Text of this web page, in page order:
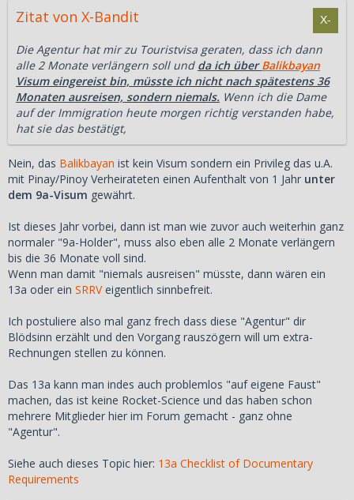
Zitat von X-Bandit
Die Agentur hat mir zu Touristvisa geraten, dass ich dann
alle 2 Monate verlängern soll und da ich überBalikbayan
Visum eingereist bin, müsste ich nicht nach spätestens 36
Monaten ausreisen, sondern niemals. Wenn ich die Dame
auf der Immigration heute morgen richtig verstanden habe,
hat sie das bestätigt,
Nein, das Balikbayan ist kein Visum sondern ein Privileg das u.A.
mit Pinay/Pinoy Verheirateten einen Aufenthalt von 1 Jahr unter
dem 9a-Visum gewährt.
Ist dieses Jahr vorbei, dann ist man wie zuvor auch weiterhin ganz
normaler "9a-Holder", muss also eben alle 2 Monate verlängern
bis die 36 Monate voll sind.
Wenn man damit "niemals ausreisen" müsste, dann wären ein
13a oder ein SRRVeigentlich sinnbefreit.
Ich postuliere also mal ganz frech dass diese "Agentur" dir
Blödsinn erzählt und den Vorgang rauszögern will um extra-
Rechnungen stellen zu können.
Das 13a kann man indes auch problemlos "auf eigene Faust"
machen, das ist keine Rocket-Science und das haben schon
mehrere Mitglieder hier im Forum gemacht - ganz ohne
"Agentur".
Siehe auch dieses Topic hier: 13a Checklist of Documentary
Requirements